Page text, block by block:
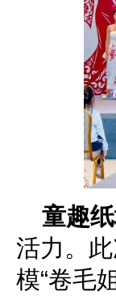
童趣
活力。
模“卷毛